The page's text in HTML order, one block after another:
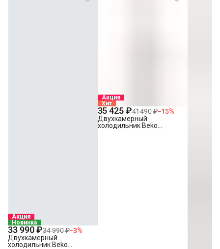
Акция
Новинка
33 990 ₽34 990 ₽−3%
Двухкамерный
холодильник Beko
Акция
Хит
35 425 ₽41 490 ₽−15%
Двухкамерный
холодильник Beko